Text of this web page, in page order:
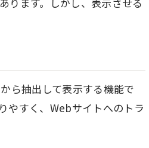
ら抽出して表示する機能で
やすく、Webサイトへのトラ